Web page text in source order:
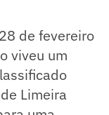
de fevereiro
viveu um
Limeira